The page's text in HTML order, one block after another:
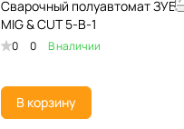
Сварочный полуавтомат ЗУБР
MIG & CUT 5-В-1
0 0 В наличии
В корзину